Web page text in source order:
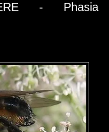
- Phasia